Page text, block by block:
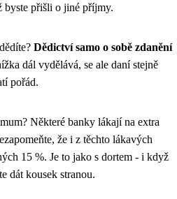
byste přišli o jiné příjmy.
Dědictví samo o sobě zdanění
dál vydělává, se ale daní stejně
pořád.
Některé banky lákají na extra
že i z těchto lákavých
15 %. Je to jako s dortem - i když
dát kousek stranou.